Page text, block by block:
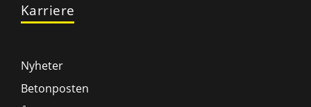
Karriere
Nyheter
Betonposten